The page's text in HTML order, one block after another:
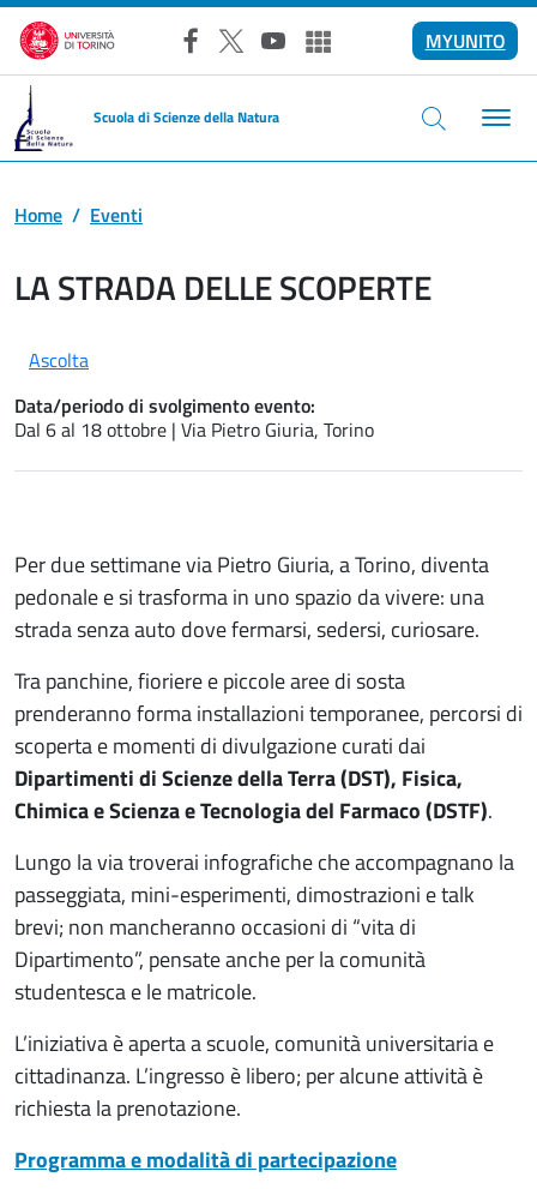
Salta al contenuto principale
Facebook
X YouTubeAltri social
MYUNITO
Scuola di Scienze della Natura
Home Eventi
LA STRADA DELLE SCOPERTE
Ascolta
Data/periodo di svolgimento evento:
Dal 6 al 18 ottobre | Via Pietro Giuria, Torino
Per due settimane via Pietro Giuria, a Torino, diventa
pedonale e si trasforma in uno spazio da vivere: una
strada senza auto dove fermarsi, sedersi, curiosare.
Tra panchine, fioriere e piccole aree di sosta
prenderanno forma installazioni temporanee, percorsi di
scoperta e momenti di divulgazione curati dai
Dipartimenti di Scienze della Terra (DST), Fisica,
Chimica e Scienza e Tecnologia del Farmaco (DSTF).
Lungo la via troverai infografiche che accompagnano la
passeggiata, mini-esperimenti, dimostrazioni e talk
brevi; non mancheranno occasioni di “vita di
Dipartimento”, pensate anche per la comunità
studentesca e le matricole.
L’iniziativa è aperta a scuole, comunità universitaria e
cittadinanza. L’ingresso è libero; per alcune attività è
richiesta la prenotazione.
Programma e modalità di partecipazione